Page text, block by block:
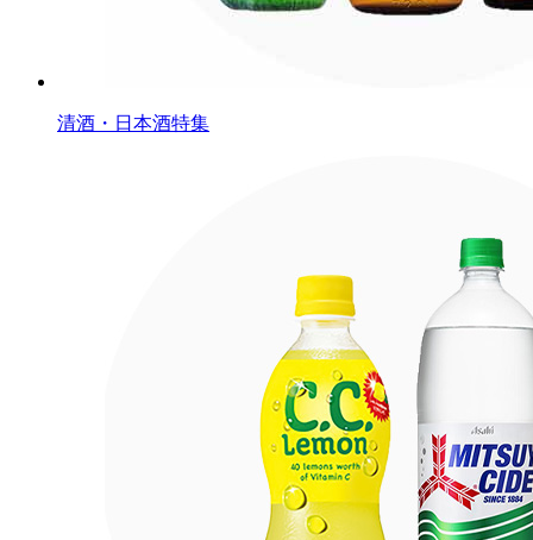
清酒・日本酒特集